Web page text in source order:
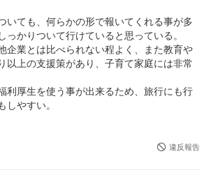
いても、何らかの形で報いてくれる事が多
っかりついて行けていると思っている。
企業とは比べられない程よく、また教育や
以上の支援策があり、子育て家庭には非常
利厚生を使う事が出来るため、旅行にも行
しやすい。
違反報告